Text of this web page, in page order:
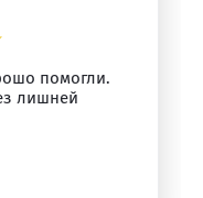
помогли.
лишней